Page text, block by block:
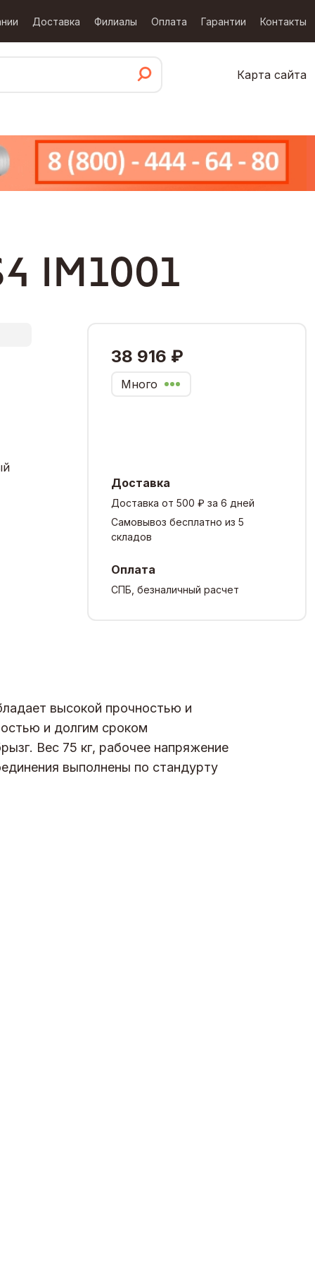
Доставка Филиалы Оплата Гарантии Контакты
Карта сайта
IM1001
38 916 ₽
Много
Доставка
Доставка от 500 ₽ за 6 дней
Самовывоз бесплатно из 5
складов
Оплата
СПБ, безналичный расчет
высокой прочностью и
и долгим сроком
Вес 75 кг, рабочее напряжение
выполнены по стандурту